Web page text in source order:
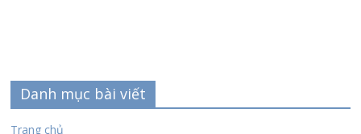
Danh mục bài viết
Trang chủ